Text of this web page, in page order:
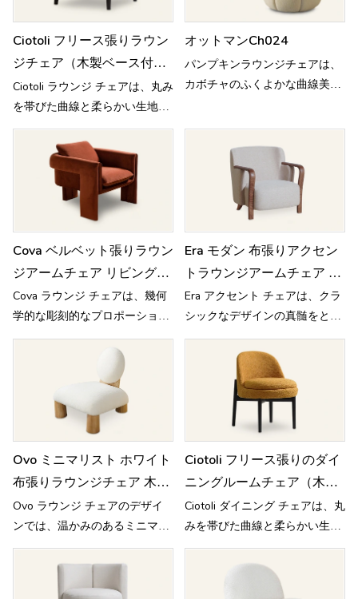
Ciotoli フリース張りラウン
ジチェア（木製ベース付
き）MY50
Ciotoli ラウンジ チェアは、丸み
を帯びた曲線と柔らかい生地を
使用した小石のような形をして
おり、エレガントな暖かさを演
出します。
オットマンch024
パンプキンラウンジチェアは、
カボチャのふくよかな曲線美
華させています。
Cova ベルベット張りラウン
ジアームチェア リビングル
ーム M139
Cova ラウンジ チェアは、幾何
学的な彫刻的なプロポーション
が特徴で、モダンなミニマリズ
ムと洗練された構造デザインが
融合しています。
Era モダン 布張りアクセン
トラウンジアームチェア リ
ビングルーム用 MY126
Era アクセント チェアは、クラ
シックなデザインの真髄をとら
え、アールデコと快適さを現代
的な視点から再解釈していま
Ovo ミニマリスト ホワイト
布張りラウンジチェア 木製
CH023
Ovo ラウンジ チェアのデザイ
ンでは、温かみのあるミニマリ
ストなシルエットが彫刻的な脚
とぶつかり合って視覚的な緊張
感を生み出し、最終的に洗練さ
Ciotoli フリース張りのダイ
ニングルームチェア（木製
ベース付き）MY51
Ciotoli ダイニング チェアは、丸
みを帯びた曲線と柔らかい生地
を使用した小石のような形をし
ており、エレガントな暖かさを